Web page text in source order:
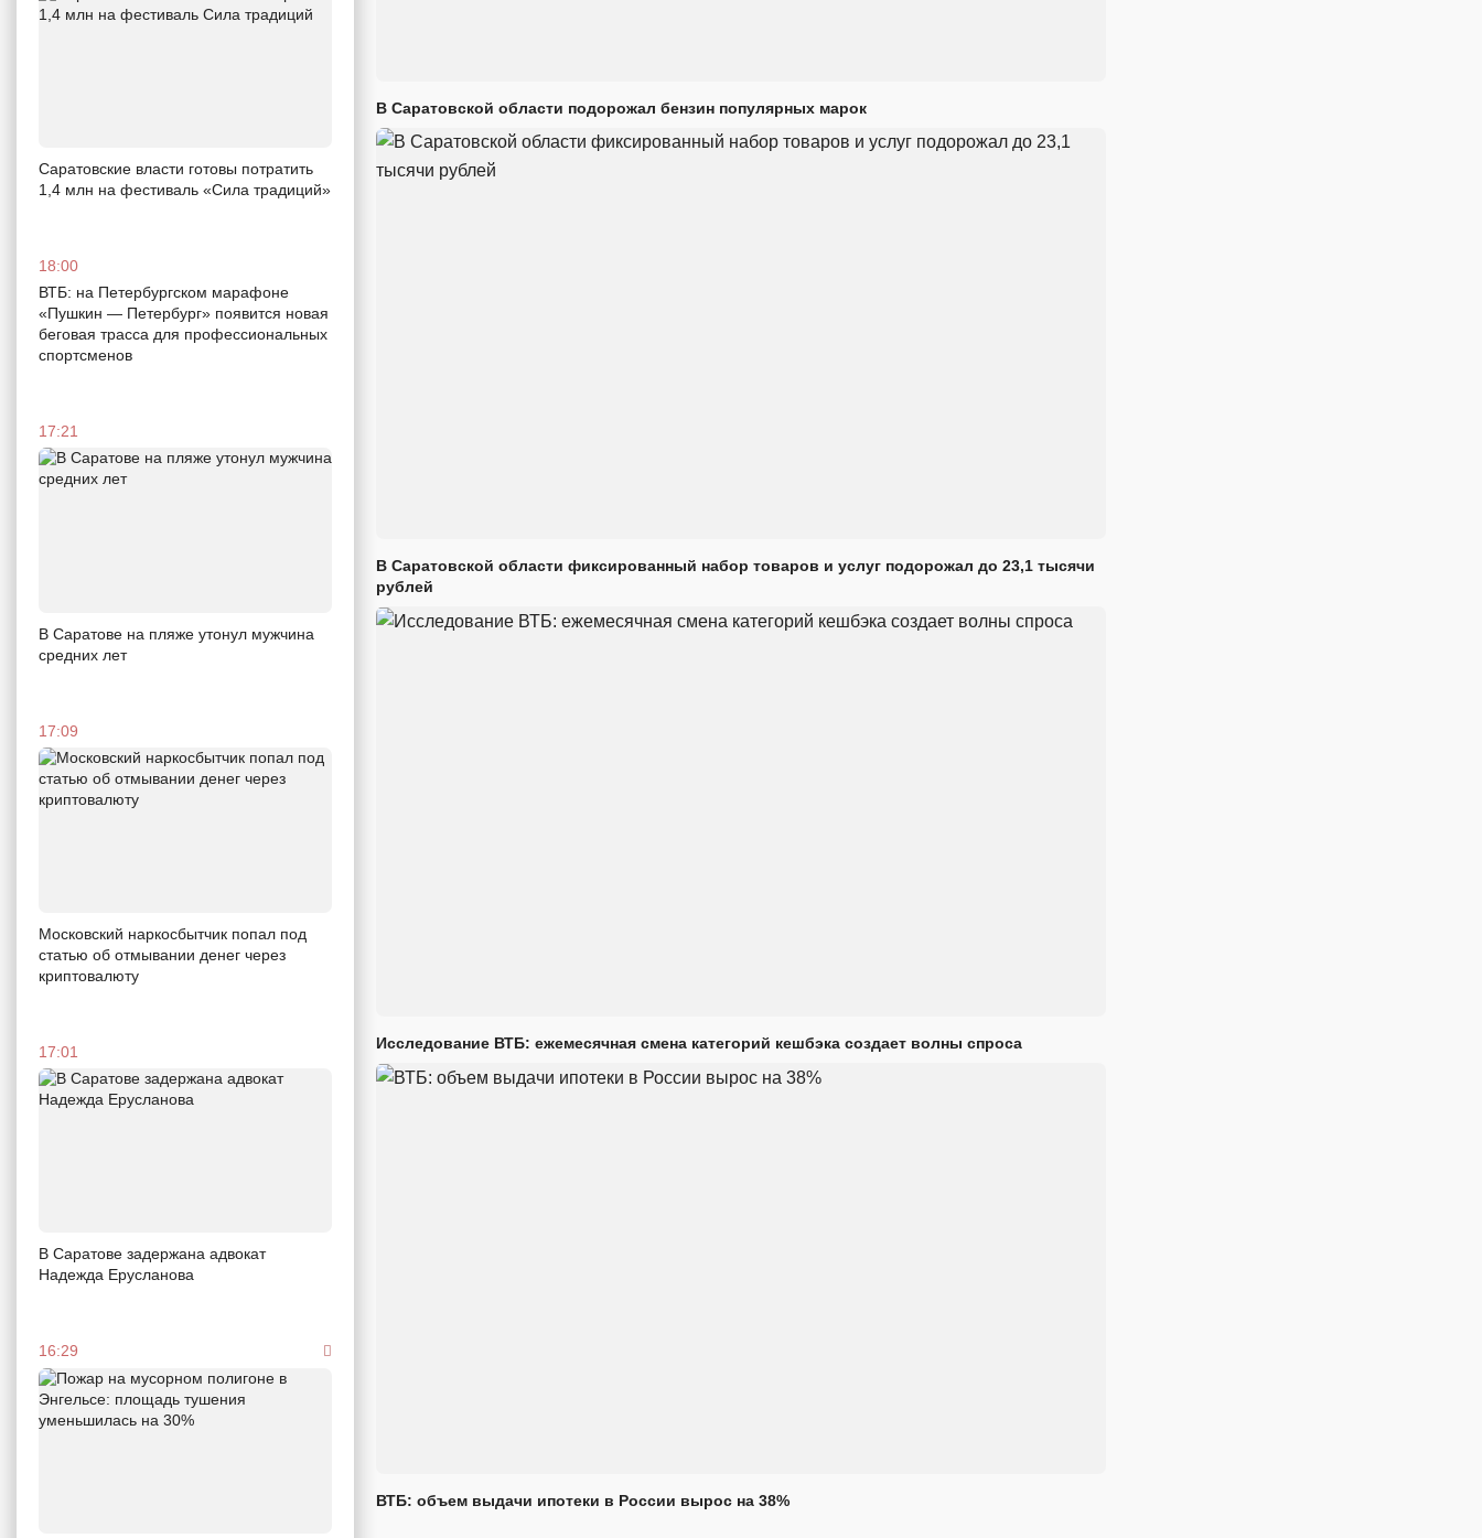
Саратовские власти готовы потратить
1,4 млн на фестиваль «Сила традиций»
18:00
ВТБ: на Петербургском марафоне
«Пушкин — Петербург» появится новая
беговая трасса для профессиональных
спортсменов
17:21
В Саратове на пляже утонул мужчина
средних лет
17:09
Московский наркосбытчик попал под
статью об отмывании денег через
криптовалюту
17:01
В Саратове задержана адвокат
Надежда Ерусланова
16:29
В Саратовской области подорожал бензин популярных марок
В Саратовской области фиксированный набор товаров и услуг подорожал до 23,1 тысячи
рублей
Исследование ВТБ: ежемесячная смена категорий кешбэка создает волны спроса
ВТБ: объем выдачи ипотеки в России вырос на 38%